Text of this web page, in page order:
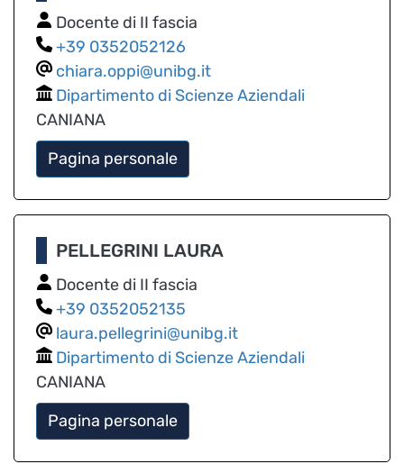
Docente di II fascia
0352052126
chiara.oppi@unibg.it
Dipartimento di Scienze Aziendali
CANIANA
Pagina personale
PELLEGRINI LAURA
Docente di II fascia
0352052135
laura.pellegrini@unibg.it
Dipartimento di Scienze Aziendali
CANIANA
Pagina personale